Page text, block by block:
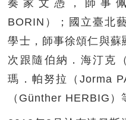
奏家文憑，師事
BORIN）；國立臺北
學士，師事徐頌仁與蘇
次跟隨伯納．海汀克
瑪．帕努拉（Jorma
（Günther HERBIG）